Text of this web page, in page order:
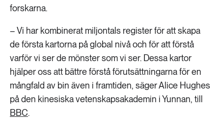
forskarna.
– Vi har kombinerat miljontals register för att skapa
de första kartorna på global nivå och för att förstå
varför vi ser de mönster som vi ser. Dessa kartor
hjälper oss att bättre förstå förutsättningarna för en
mångfald av bin även i framtiden, säger Alice Hughes
på den kinesiska vetenskapsakademin i Yunnan, till
BBC.